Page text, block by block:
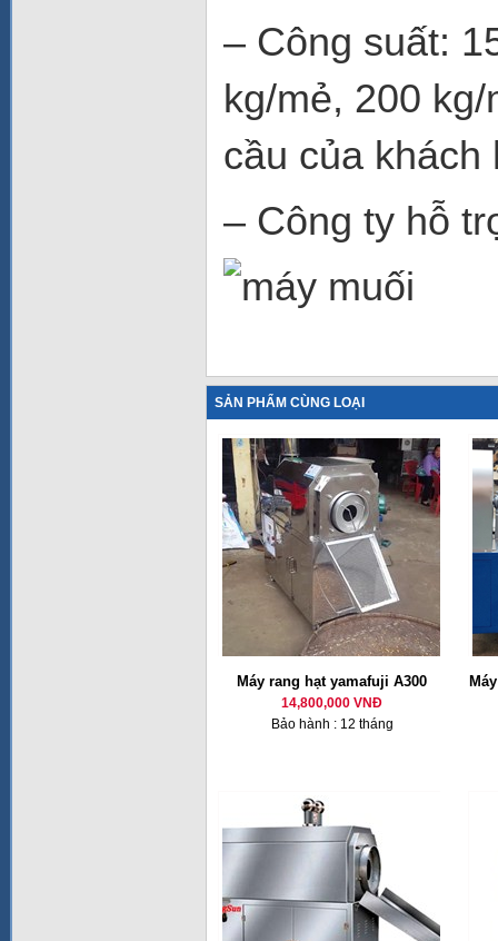
– Công suất:
kg/mẻ, 200
cầu của khách
– Công ty hỗ
SẢN PHẨM CÙNG LOẠI
Máy rang hạt yamafuji A300
14,800,000 VNĐ
Bảo hành : 12 tháng